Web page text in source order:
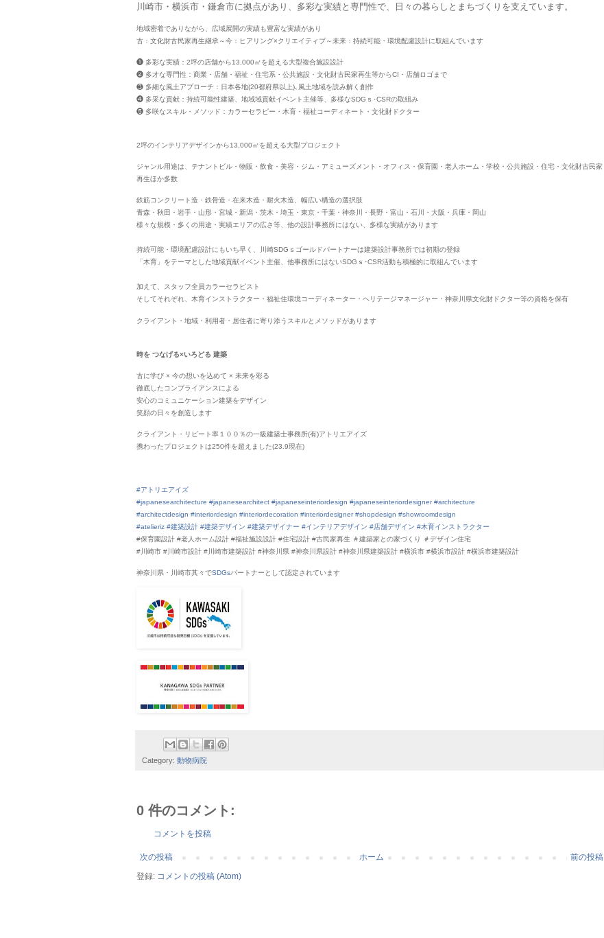
川崎市・横浜市・鎌倉市に拠点があり、多彩な実績と専門性で、日々の暮らしとまちづくりを支えています。
地域密着でありながら、広域展開の実績も豊富な実績があり
古：文化財古民家再生継承～今：ヒアリング×クリエイティブ～未来：持続可能・環境配慮設計に取組んでいます
❶ 多彩な実績：2坪の店舗から13,000㎡を超える大型複合施設設計
❷ 多才な専門性：商業・店舗・福祉・住宅系・公共施設・文化財古民家再生等からCI・店舗ロゴまで
❸ 多細な風土アプローチ：日本各地(20都府県以上)､風土地域を読み解く創作
❹ 多采な貢献：持続可能性建築、地域域貢献イベント主催等、多様なSDGｓ･CSRの取組み
❺ 多咲なスキル・メソッド：カラーセラピー・木育・福祉コーディネート・文化財ドクター
2坪のインテリアデザインから13,000㎡を超える大型プロジェクト
ジャンル用途は、テナントビル・物販・飲食・美容・ジム・アミューズメント・オフィス・保育園・老人ホーム・学校・公共施設・住宅・文化財古民家
再生ほか多数
鉄筋コンクリート造・鉄骨造・在来木造・耐火木造、幅広い構造の選択肢
青森・秋田・岩手・山形・宮城・新潟・茨木・埼玉・東京・千葉・神奈川・長野・富山・石川・大阪・兵庫・岡山
様々な規模・多くの用途・実績エリアの広さ等、他の設計事務所にはない、多様な実績があります
持続可能・環境配慮設計にもいち早く、川崎SDGｓゴールドパートナーは建築設計事務所では初期の登録
「木育」をテーマとした地域貢献イベント主催、他事務所にはないSDGｓ･CSR活動も積極的に取組んでいます
加えて、スタッフ全員カラーセラピスト
そしてそれぞれ、木育インストラクター・福祉住環境コーディネーター・ヘリテージマネージャー・神奈川県文化財ドクター等の資格を保有
クライアント・地域・利用者・居住者に寄り添うスキルとメソッドがあります
時を つなげる×いろどる 建築
古に学び × 今の想いを込めて × 未来を彩る
徹底したコンプライアンスによる
安心のコミュニケーション建築をデザイン
笑顔の日々を創造します
クライアント・リピート率１００％の一級建築士事務所(有)アトリエアイズ
携わったプロジェクトは250件を超えました(23.9現在)
#アトリエアイズ
#japanesearchitecture #japanesearchitect #japaneseinteriordesign #japaneseinteriordesigner #architecture
#architectdesign #interiordesign #interiordecoration #interiordesigner #shopdesign #showroomdesign
#atelieriz #建築設計 #建築デザイン #建築デザイナー #インテリアデザイン #店舗デザイン #木育インストラクター
#保育園設計 #老人ホーム設計 #福祉施設設計 #住宅設計 #古民家再生 ＃建築家との家づくり ＃デザイン住宅
#川崎市 #川崎市設計 #川崎市建築設計 #神奈川県 #神奈川県設計 #神奈川県建築設計 #横浜市 #横浜市設計 #横浜市建築設計
神奈川県・川崎市其々でSDGsパートナーとして認定されています
Category: 動物病院
0 件のコメント:
コメントを投稿
次の投稿 前の投稿
ホーム
登録: コメントの投稿 (Atom)